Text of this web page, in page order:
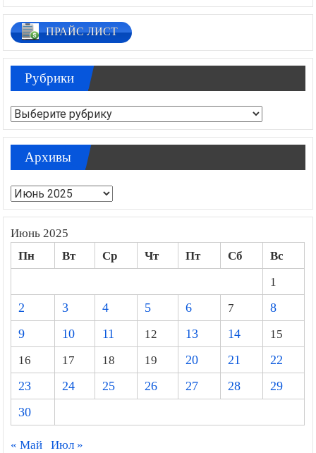
ПРАЙС ЛИСТ
Рубрики
Рубрики
Архивы
Архивы
Июнь 2025
Пн Вт Ср Чт Пт Сб
Вс
1
2
3 4 5 6 7
8
9
10 11 12 13 14
15
16
17 18 19 20 21
22
23
24 25 26 27 28
29
30
« Май Июл »